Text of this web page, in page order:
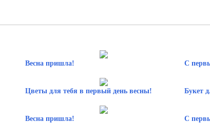
Весна пришла! С
Цветы для тебя в первый день весны! Букет
Весна пришла! С